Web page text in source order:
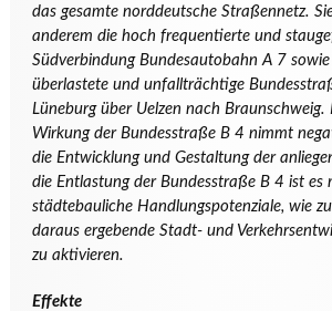
das gesamte norddeutsche Straßennetz.
anderem die hoch frequentierte und
Südverbindung Bundesautobahn A 7
überlastete und unfallträchtige
Lüneburg über Uelzen nach Braunschweig.
Wirkung der Bundesstraße B 4 nimmt
die Entwicklung und Gestaltung der
die Entlastung der Bundesstraße B 4 ist es
städtebauliche Handlungspotenziale, wie
daraus ergebende Stadt- und
zu aktivieren.
Effekte